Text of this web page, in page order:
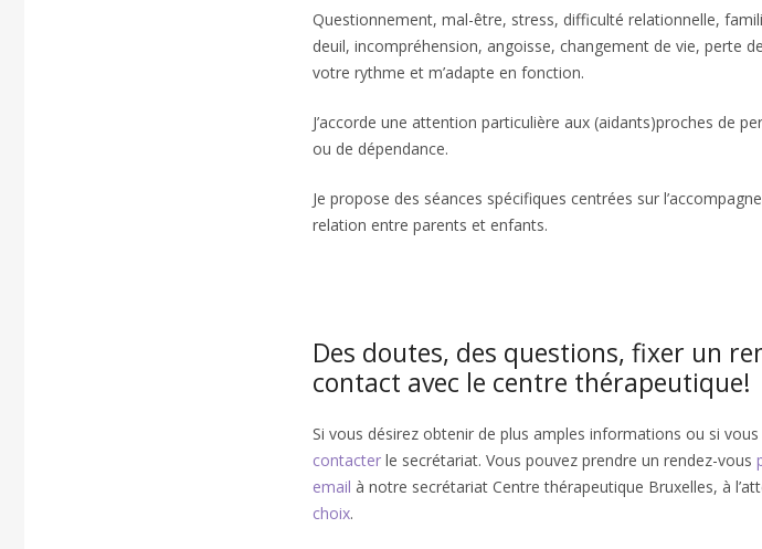
Questionnement, mal-être, stress, difficulté relationnelle,
deuil, incompréhension, angoisse, changement de vie, perte
votre rythme et m’adapte en fonction.
J’accorde une attention particulière aux (aidants)proches de
ou de dépendance.
Je propose des séances spécifiques centrées sur
relation entre parents et enfants.
Des doutes, des questions, fixer un
contact avec le centre thérapeutique!
Si vous désirez obtenir de plus amples informations ou si vous
contacterle secrétariat. Vous pouvez prendre un rendez-vous
email à notre secrétariat Centre thérapeutique Bruxelles, à
choix.